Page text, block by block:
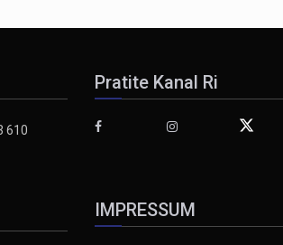
610
Pratite Kanal Ri
IMPRESSUM